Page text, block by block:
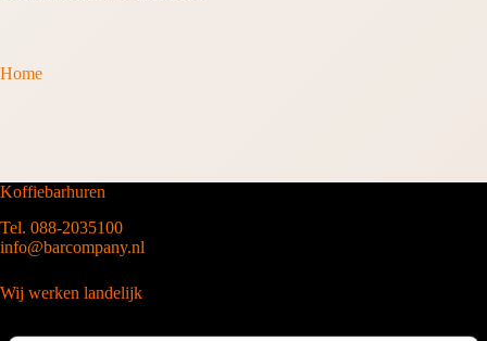
Home
Koffiebarhuren
Tel. 088-2035100
info@barcompany.nl
Wij werken landelijk